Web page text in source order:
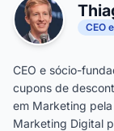
CEO
CEO e sócio-
cupons de
em Marketing
Marketing Digital